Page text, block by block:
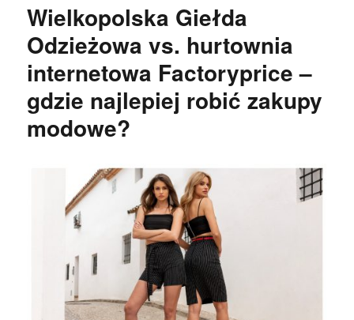
Wielkopolska Giełda
Odzieżowa vs. hurtownia
internetowa Factoryprice –
gdzie najlepiej robić zakupy
modowe?